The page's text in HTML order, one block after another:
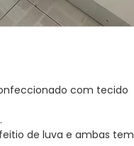
com tecido
de luva e ambas tem